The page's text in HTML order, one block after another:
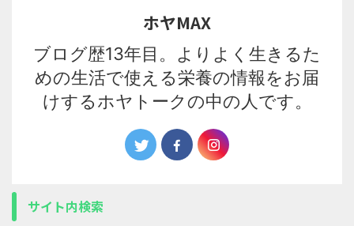
ホヤMAX
ブログ歴13年目。よりよく生きるた
めの生活で使える栄養の情報をお届
けするホヤトークの中の人です。
サイト内検索